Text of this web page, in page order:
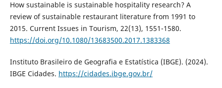
How sustainable is sustainable hospitality research? A
review of sustainable restaurant literature from 1991 to
2015. Current Issues in Tourism, 22(13), 1551-1580.
https://doi.org/10.1080/13683500.2017.1383368
Instituto Brasileiro de Geografia e Estatística (IBGE). (2024).
IBGE Cidades. https://cidades.ibge.gov.br/